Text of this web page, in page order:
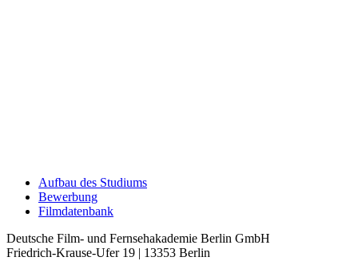
Auf­bau des Stu­di­ums
Bewer­bung
Film­da­ten­bank
Deutsche Film- und Fernseh­akademie Berlin GmbH
Friedrich-Krause-Ufer 19 | 13353 Berlin